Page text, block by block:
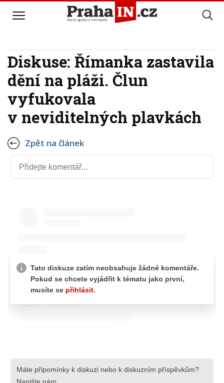
Diskuse: Římanka zastavila
dění na pláži. Člun
vyfukovala
v neviditelných plavkách
Zpět na článek